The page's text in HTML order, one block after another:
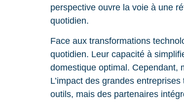
perspective ouvre la voie à une
quotidien.
Face aux transformations
quotidien. Leur capacité à
domestique optimal. Cependant,
L’impact des grandes
outils, mais des partenaires